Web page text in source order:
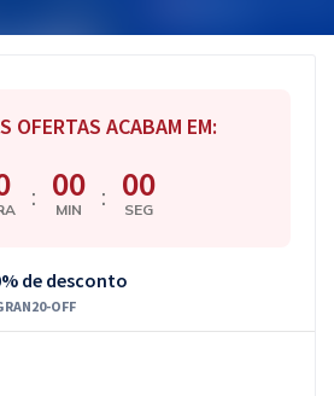
OFERTAS ACABAM EM:
: 00
MIN : 00
SEG
de desconto
OFF